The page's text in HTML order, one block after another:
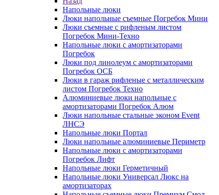
Напольные люки
Люки напольные съемные Погребок Мини
Люки съемные с рифленым листом
Погребок Мини-Техно
Напольные люки с амортизаторами
Погребок
Люки под линолеум с амортизаторами
Погребок ОСБ
Люки в гараж рифленые с металлическим
листом Погребок Техно
Алюминиевые люки напольные с
амортизаторами Погребок Алюм
Люки напольные стальные эконом Event
ЛНСЭ
Напольные люки Портал
Люки напольные алюминиевые Периметр
Напольные люки с амортизаторами
Погребок Лифт
Напольные люки Герметичный
Напольные люки Универсал Люкс на
амортизаторах